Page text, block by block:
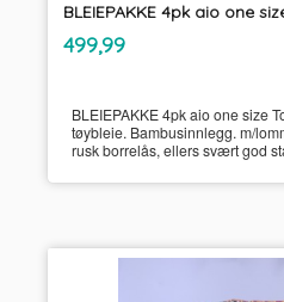
Pris
499,99
BLEIEPAKKE 4pk aio one size
tøybleie. Bambusinnlegg. m/
rusk borrelås, ellers svært god